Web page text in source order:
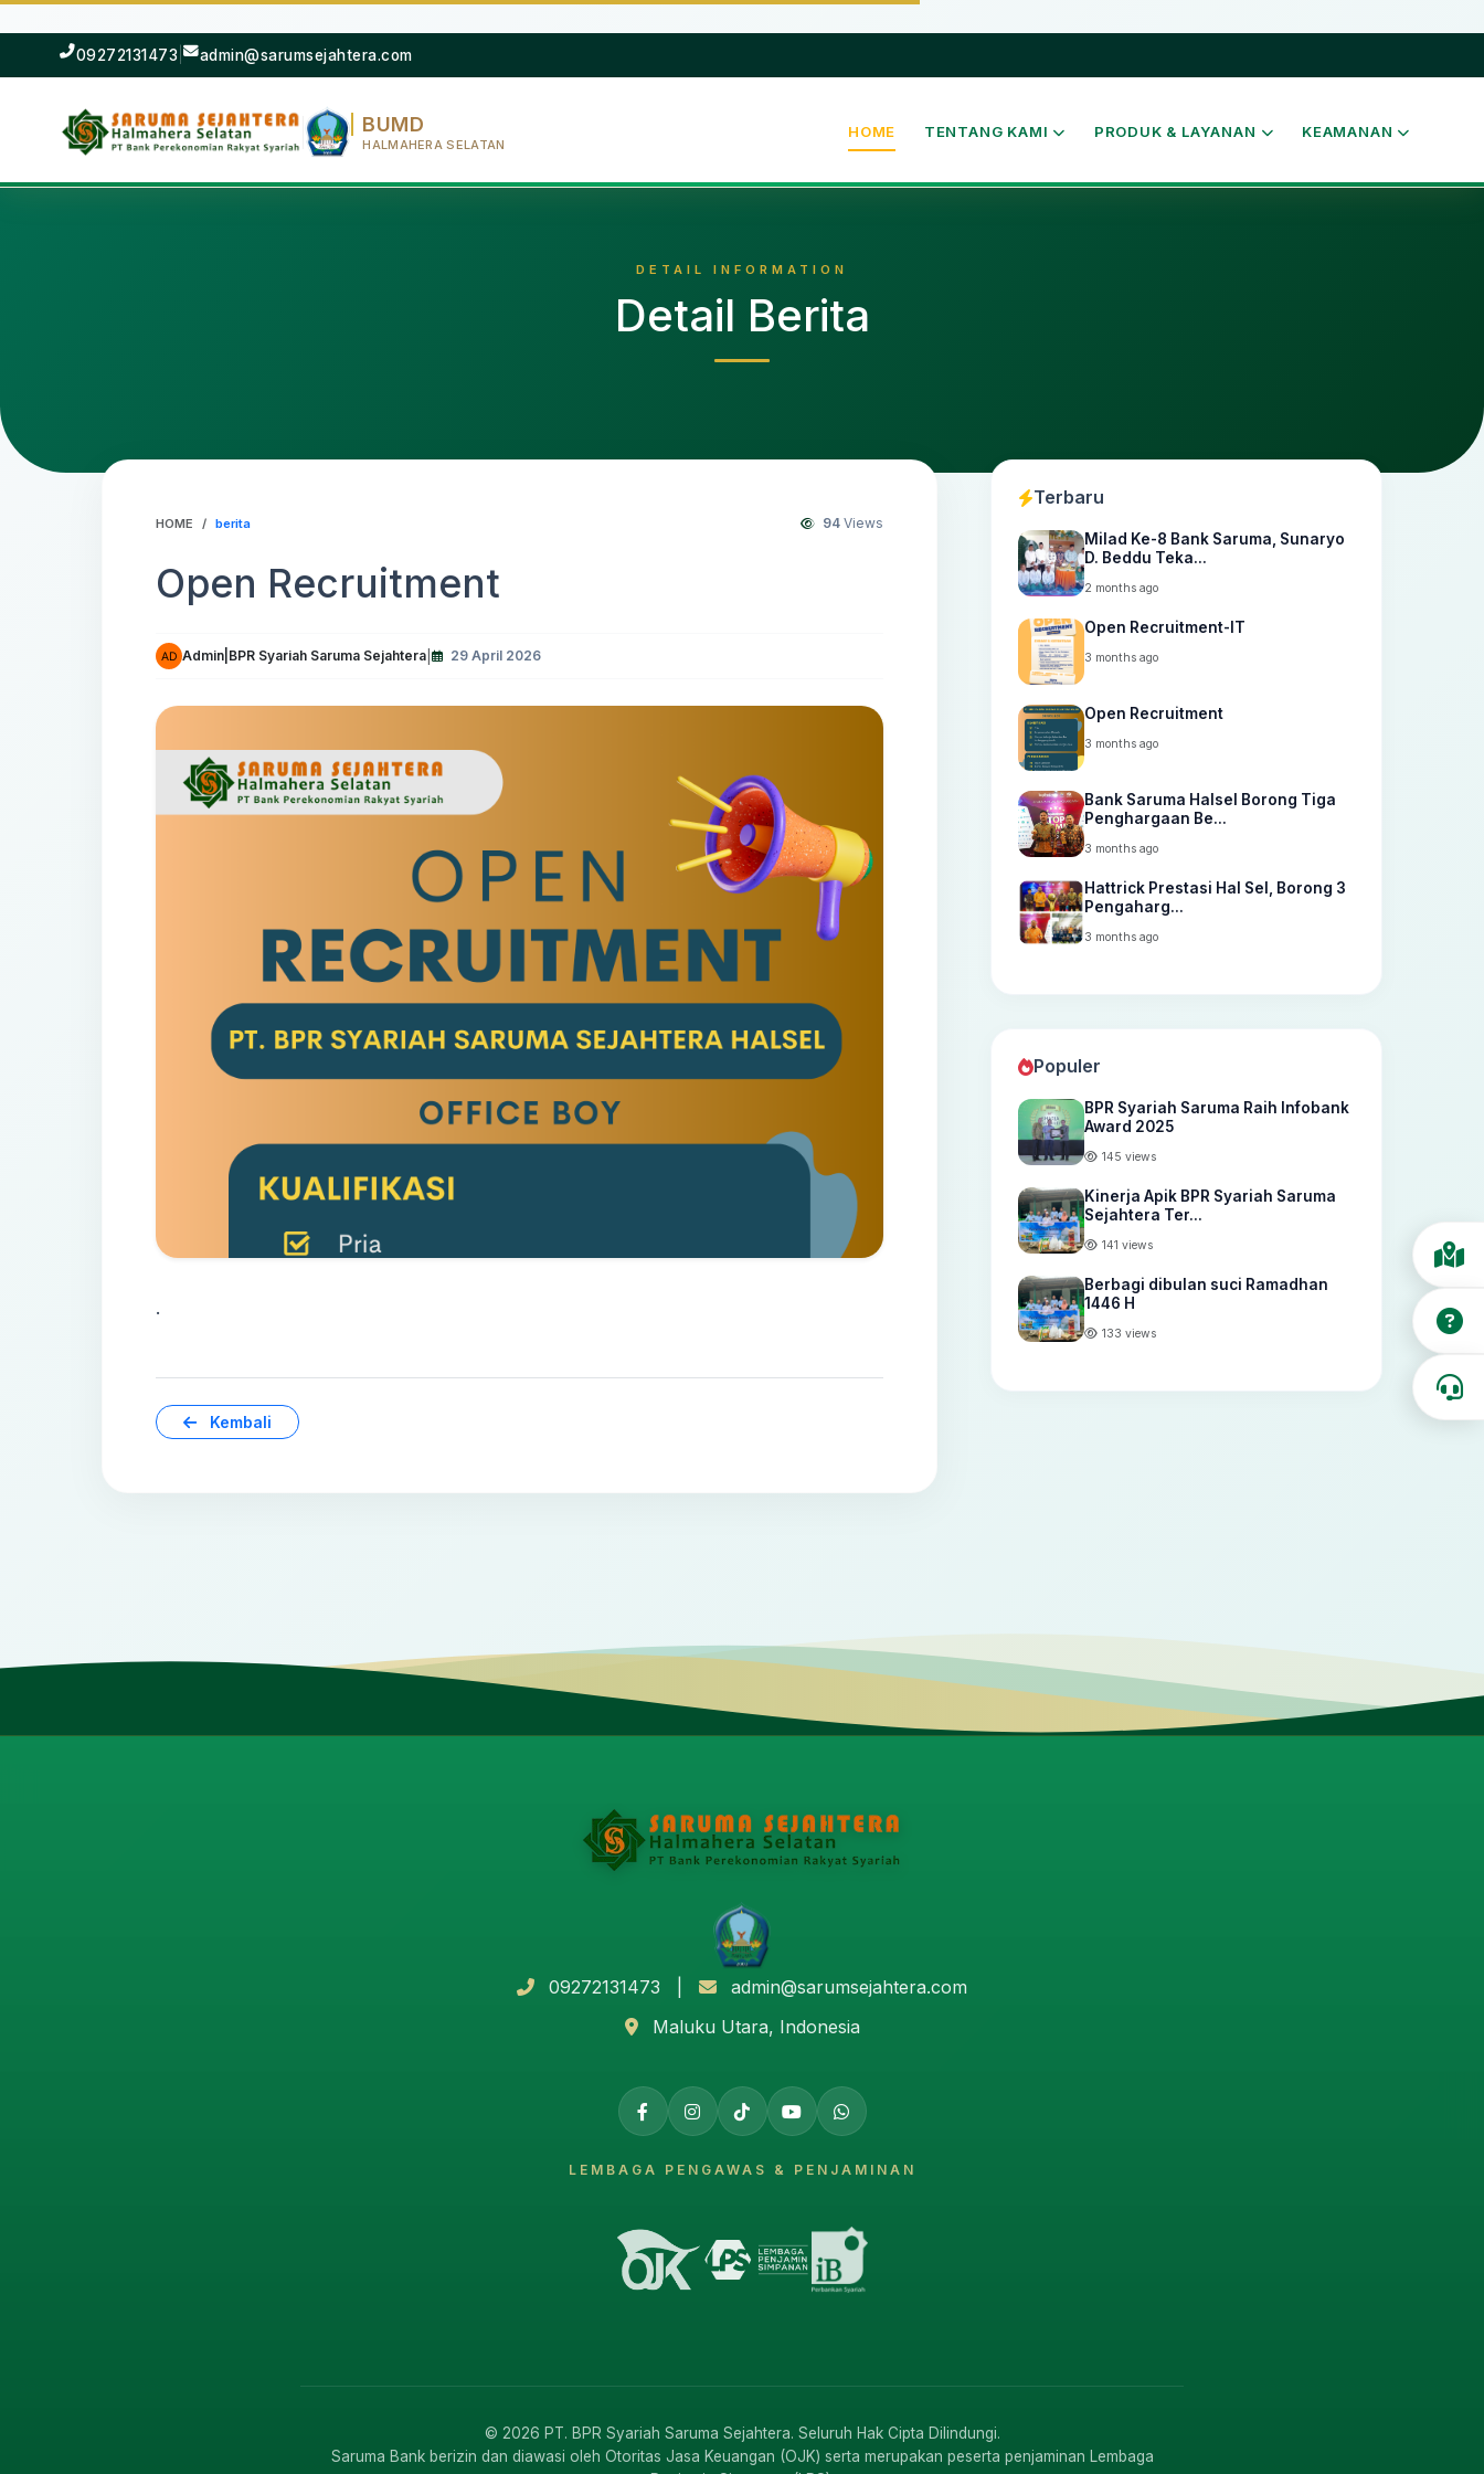
09272131473 admin@sarumsejahtera.com
BUMD
HALMAHERA SELATAN
HOME TENTANG KAMI PRODUK & LAYANAN KEAMANAN
DETAIL INFORMATION
Detail Berita
HOME berita 94Views
Open Recruitment
Admin|BPR Syariah Saruma Sejahtera 29 April 2026
.
Kembali
Terbaru
Milad Ke-8 Bank Saruma, Sunaryo
D. Beddu Teka...
2 months ago
Open Recruitment-IT
3 months ago
Open Recruitment
3 months ago
Bank Saruma Halsel Borong Tiga
Penghargaan Be...
3 months ago
Hattrick Prestasi Hal Sel, Borong 3
Pengaharg...
3 months ago
Populer
BPR Syariah Saruma Raih Infobank
Award 2025
145 views
Kinerja Apik BPR Syariah Saruma
Sejahtera Ter...
141 views
Berbagi dibulan suci Ramadhan
1446 H
133 views
09272131473 |
admin@sarumsejahtera.com
Maluku Utara, Indonesia
LEMBAGA PENGAWAS & PENJAMINAN
© 2026 PT. BPR Syariah Saruma Sejahtera. Seluruh Hak Cipta Dilindungi.
Saruma Bank berizin dan diawasi oleh Otoritas Jasa Keuangan (OJK) serta merupakan peserta penjaminan Lembaga